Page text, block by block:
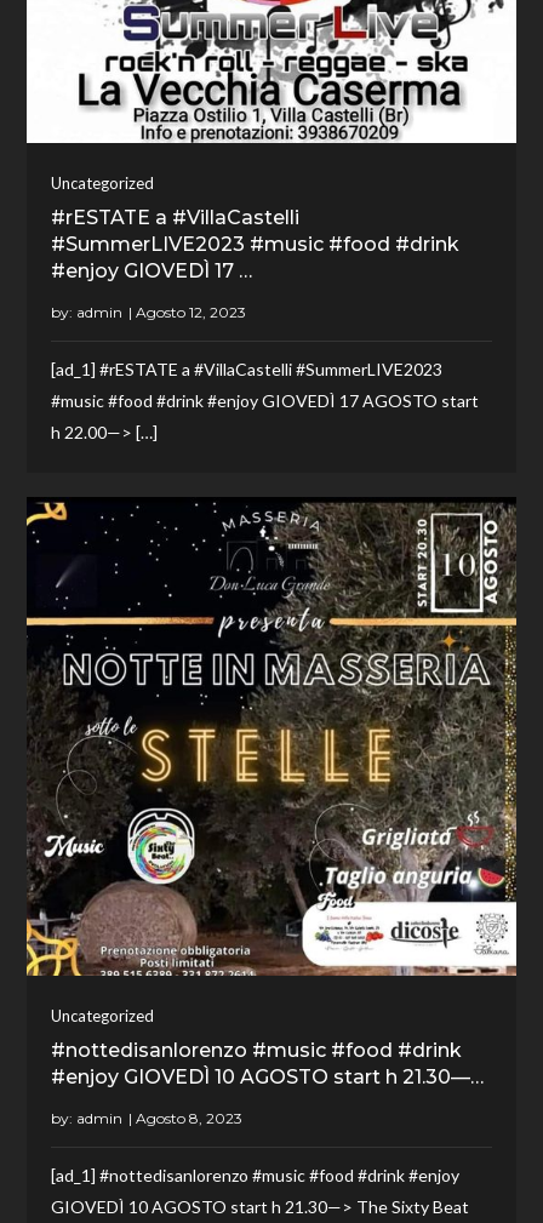
Uncategorized
#rESTATE a #VillaCastelli
#SummerLIVE2023 #music #food #drink
#enjoy GIOVEDÌ 17 …
by: admin
[ad_1] #rESTATE a #VillaCastelli #SummerLIVE2023
#music #food #drink #enjoy GIOVEDÌ 17 AGOSTO start
h 22.00—> […]
Uncategorized
#nottedisanlorenzo #music #food #drink
#enjoy GIOVEDÌ 10 AGOSTO start h 21.30—…
by: admin
[ad_1] #nottedisanlorenzo #music #food #drink #enjoy
GIOVEDÌ 10 AGOSTO start h 21.30—> The Sixty Beat